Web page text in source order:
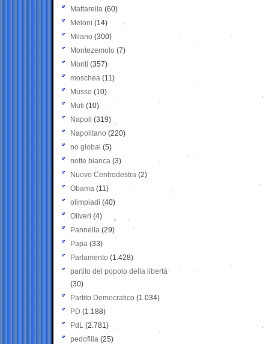
Mattarella (60)
Meloni (14)
Milano (300)
Montezemolo (7)
Monti (357)
moschea (11)
Musso (10)
Muti (10)
Napoli (319)
Napolitano (220)
no global (5)
notte bianca (3)
Nuovo Centrodestra (2)
Obama (11)
olimpiadi (40)
Oliveri (4)
Pannella (29)
Papa (33)
Parlamento (1.428)
partito del popolo della libertà
(30)
Partito Democratico (1.034)
PD (1.188)
PdL (2.781)
pedofilia (25)